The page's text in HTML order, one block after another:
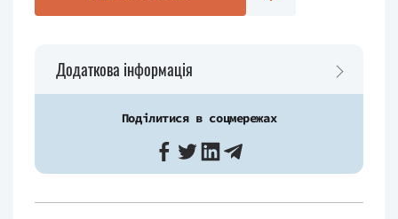
Додаткова інформація
Поділитися в соцмережах